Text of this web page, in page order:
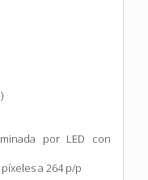
por LED con
a 264 p/p